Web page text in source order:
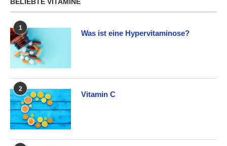
1
Was ist eine Hypervitaminose?
2
Vitamin C